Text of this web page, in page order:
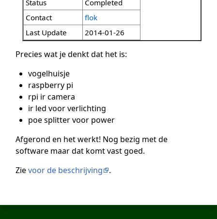
Status
Completed
Contact
flok
Last Update
2014-01-26
Precies wat je denkt dat het is:
vogelhuisje
raspberry pi
rpi ir camera
ir led voor verlichting
poe splitter voor power
Afgerond en het werkt! Nog bezig met de
software maar dat komt vast goed.
Zievoor de beschrijving .